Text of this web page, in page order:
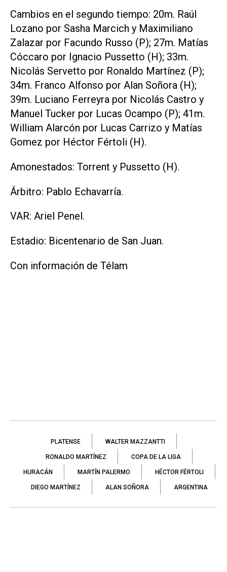
Cambios en el segundo tiempo: 20m. Raúl
Lozano por Sasha Marcich y Maximiliano
Zalazar por Facundo Russo (P); 27m. Matías
Cóccaro por Ignacio Pussetto (H); 33m.
Nicolás Servetto por Ronaldo Martínez (P);
34m. Franco Alfonso por Alan Soñora (H);
39m. Luciano Ferreyra por Nicolás Castro y
Manuel Tucker por Lucas Ocampo (P); 41m.
William Alarcón por Lucas Carrizo y Matías
Gomez por Héctor Fértoli (H).
Amonestados: Torrent y Pussetto (H).
Árbitro: Pablo Echavarría.
VAR: Ariel Penel.
Estadio: Bicentenario de San Juan.
Con información de Télam
PLATENSE WALTER MAZZANTTI
RONALDO MARTÍNEZ COPA DE LA LIGA
HURACÁN MARTÍN PALERMO HÉCTOR FÉRTOLI
DIEGO MARTÍNEZ ALAN SOÑORA ARGENTINA